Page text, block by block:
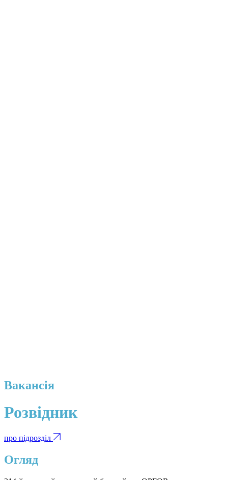
Вакансія
Розвідник
про підрозділ
Огляд